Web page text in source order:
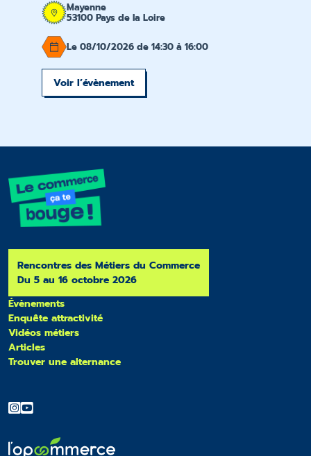
Mayenne
53100 Pays de la Loire
Le 08/10/2026 de 14:30 à 16:00
Voir l’évènement
Rencontres des Métiers du Commerce
Du 5 au 16 octobre 2026
Évènements
Enquête attractivité
Vidéos métiers
Articles
Trouver une alternance